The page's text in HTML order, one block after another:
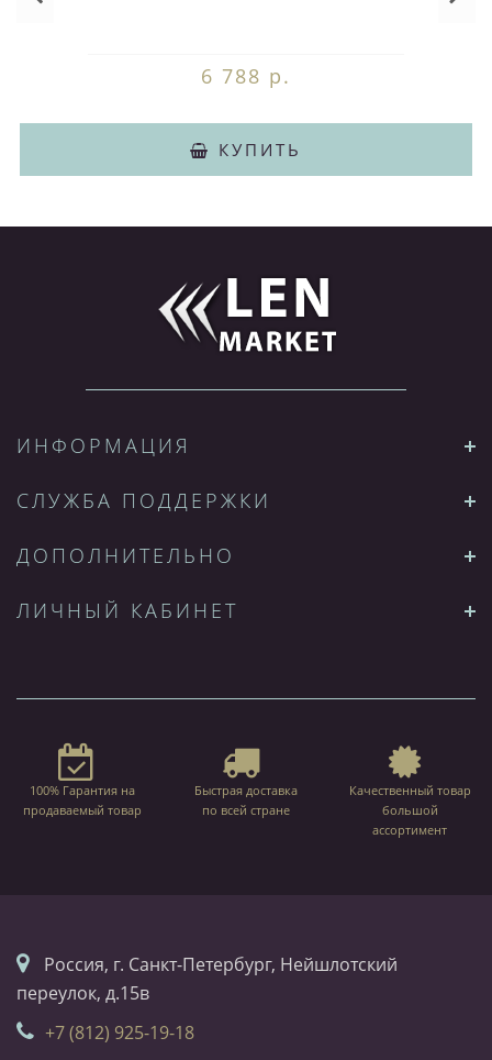
6 788 р.
КУПИТЬ
ИНФОРМАЦИЯ
СЛУЖБА ПОДДЕРЖКИ
ДОПОЛНИТЕЛЬНО
ЛИЧНЫЙ КАБИНЕТ
100% Гарантия на
продаваемый товар
Быстрая доставка
по всей стране
Качественный товар
большой
ассортимент
Россия, г. Санкт-Петербург, Нейшлотский
переулок, д.15в
+7 (812) 925-19-18